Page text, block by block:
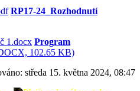
RP17-24_Rozhodnutí
Program
102.65 KB)
středa 15. května 2024, 08:47